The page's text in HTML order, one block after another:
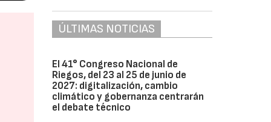
ÚLTIMAS NOTICIAS
El 41° Congreso Nacional de
Riegos, del 23 al 25 de junio de
2027: digitalización, cambio
climático y gobernanza centrarán
el debate técnico